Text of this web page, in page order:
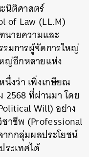
นิติศาสตร์
of Law (LL.M)
นายความและ
มการผู้จัดการใหญ่
ญ่อีกหลายแห่ง
งว่า เพิ่งเกษียณ
2568 ที่ผ่านมา โดย
Will) อย่าง
าชีพ (Professional
กกลุ่มผลประโยชน์
ะเทศได้